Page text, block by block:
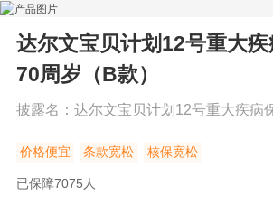
达尔文宝贝计划12号重大
70周岁（B款）
披露名： 达尔文宝贝计划12号重大疾病
价格便宜 条款宽松 核保宽松
已保障7075 人